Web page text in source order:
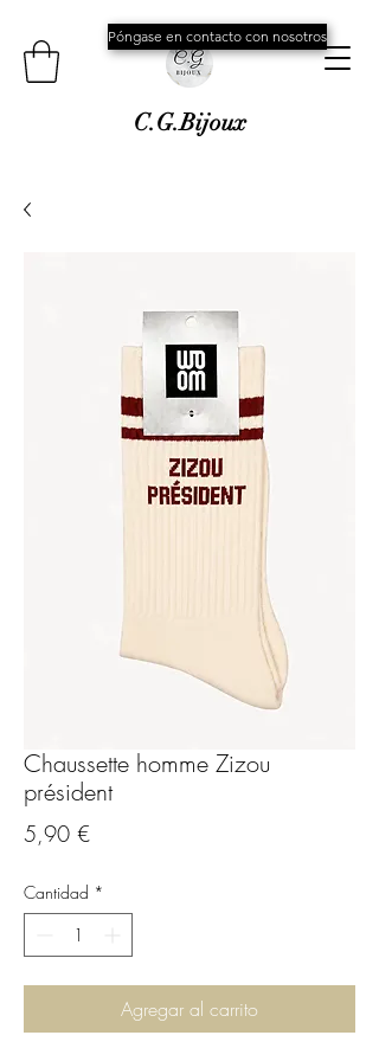
C.G.Bijoux
Póngase en contacto con nosotros
Chaussette homme Zizou
président
5,90 €
Cantidad *
Agregar al carrito